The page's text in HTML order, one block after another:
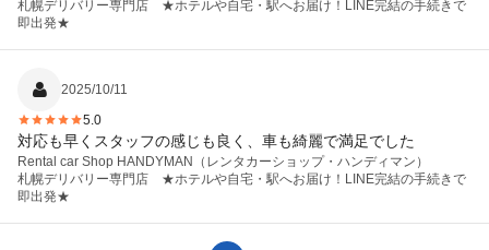
札幌デリバリー専門店 ★ホテルや自宅・駅へお届け！LINE完結の手続きで
即出発★
2025/10/11
5.0
対応も早くスタッフの感じも良く、車も綺麗で満足でした
Rental car Shop HANDYMAN（レンタカーショップ・ハンディマン）
札幌デリバリー専門店 ★ホテルや自宅・駅へお届け！LINE完結の手続きで
即出発★